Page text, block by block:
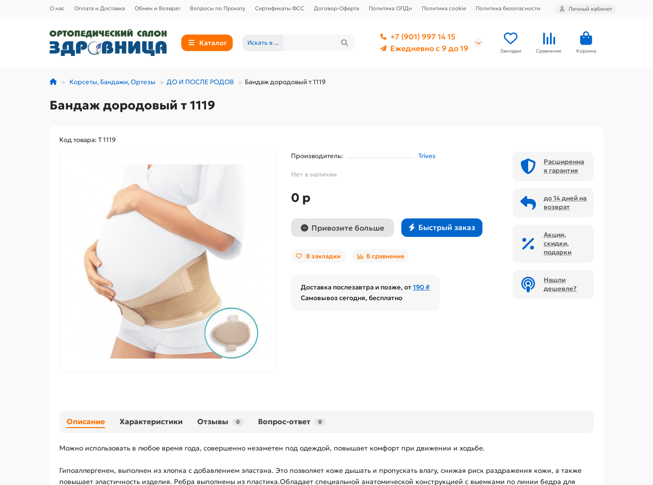
О нас Оплата и Доставка Обмен и Возврат Вопросы по Прокату Сертификаты ФСС Договор-Оферта Политика ОПДн Политика cookie Политика безопасности Личный кабинет
Каталог Искать в ...
+7 (901) 997 14 15
Ежедневно с 9 до 19
Закладки Сравнение Корзина
Корсеты, Бандажи, Ортезы ДО И ПОСЛЕ РОДОВ Бандаж дородовый т 1119
Бандаж дородовый т 1119
Код товара: Т 1119
Производитель:
Trives
Нет в наличии
0 р
Привозите больше Быстрый заказ
В закладки В сравнение
Доставка послезавтра и позже, от190 ₽
Самовывоз сегодня, бесплатно
Расширенна
я гарантия
до 14 дней на
возврат
Акции,
скидки,
подарки
Нашли
дешевле?
Описание Характеристики Отзывы 0 Вопрос-ответ 0
Можно использовать в любое время года, совершенно незаметен под одеждой, повышает комфорт при движении и ходьбе.
Гипоаллергенен, выполнен из хлопка с добавлением эластана. Это позволяет коже дышать и пропускать влагу, снижая риск раздражения кожи, а также
повышает эластичность изделия. Ребра выполнены из пластика.Обладает специальной анатомической конструкцией с выемками по линии бедра для